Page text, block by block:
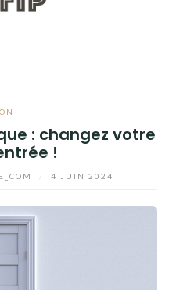
: changez votre
!
4 JUIN 2024